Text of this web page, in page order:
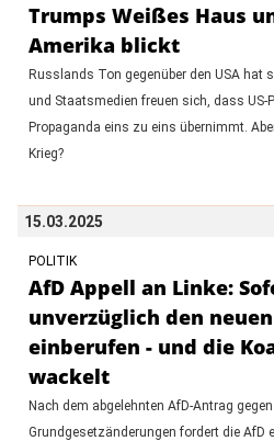
Trumps Weißes Haus
Amerika blickt
Russlands Ton gegenüber den USA hat
und Staatsmedien freuen sich, dass
Propaganda eins zu eins übernimmt.
Krieg?
15.03.2025
POLITIK
AfD Appell an Linke:
unverzüglich den
einberufen - und die
wackelt
Nach dem abgelehnten AfD-Antrag
Grundgesetzänderungen fordert die AfD